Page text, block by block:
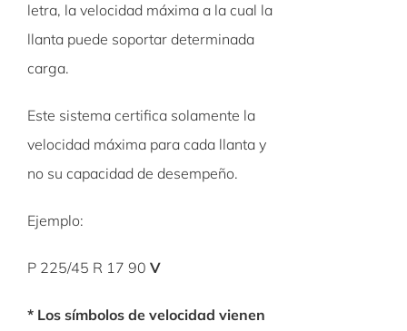
letra, la velocidad máxima a la cual la
llanta puede soportar determinada
carga.
Este sistema certifica solamente la
velocidad máxima para cada llanta y
no su capacidad de desempeño.
Ejemplo:
P 225/45 R 17 90 V
* Los símbolos de velocidad vienen